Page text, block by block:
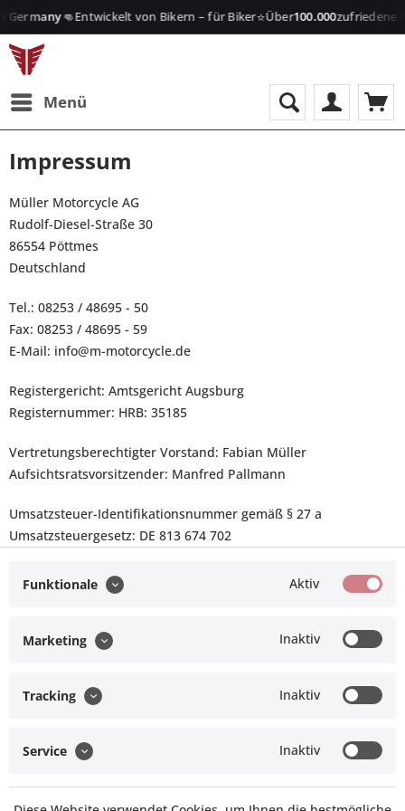
Germany👊Entwickelt von Bikern – für Biker⭐Über100.000zufriedene
Menü
Impressum
Müller Motorcycle AG
Rudolf-Diesel-Straße 30
86554 Pöttmes
Deutschland
Tel.: 08253 / 48695 - 50
Fax: 08253 / 48695 - 59
E-Mail: info@m-motorcycle.de
Registergericht: Amtsgericht Augsburg
Registernummer: HRB: 35185
Vertretungsberechtigter Vorstand: Fabian Müller
Aufsichtsratsvorsitzender: Manfred Pallmann
Umsatzsteuer-Identifikationsnummer gemäß § 27 a
Umsatzsteuergesetz: DE 813 674 702
Plattform der EU-Kommission zur Online-Streitbeilegung:
https://ec.europa.eu/consumers/odr
Wir sind zur Teilnahme an einem Streitbeilegungsverfahren
Service Hotline
Funktionale Aktiv
Marketing Inaktiv
Tracking Inaktiv
Service Inaktiv